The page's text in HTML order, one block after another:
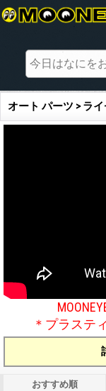
オート パーツ > ラ
＊プラステ
おすすめ順